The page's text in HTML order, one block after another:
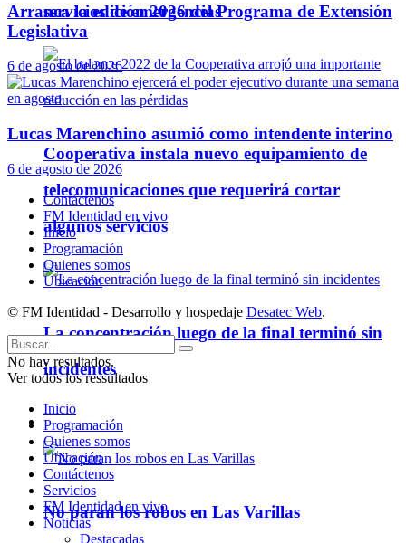
servicios de emergencias
Cooperativa instala nuevo equipamiento de
telecomunicaciones que requerirá cortar
algunos servicios
La concentración luego de la final terminó sin
incidentes
Policiales
No paran los robos en Las Varillas
Arranca la edición 2026 del Programa de Extensión
Legislativa
6 de agosto de 2026
Lucas Marenchino asumió como intendente interino
6 de agosto de 2026
Contáctenos
FM Identidad en vivo
Inicio
Programación
Quienes somos
Ubicación
© FM Identidad - Desarrollo y hospedaje Desatec Web.
No hay resultados.
Ver todos los ressultados
Inicio
Programación
Quienes somos
Ubicación
Contáctenos
Servicios
FM Identidad en vivo
Noticias
Destacadas